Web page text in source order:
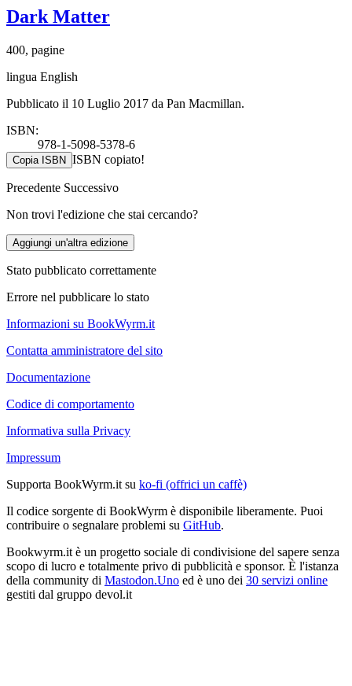
Dark Matter
400, pagine
lingua English
Pubblicato il 10 Luglio 2017 da Pan Macmillan.
ISBN:
978-1-5098-5378-6
Copia ISBN ISBN copiato!
Precedente Successivo
Non trovi l'edizione che stai cercando?
Aggiungi un'altra edizione
Stato pubblicato correttamente
Errore nel pubblicare lo stato
Informazioni su BookWyrm.it
Contatta amministratore del sito
Documentazione
Codice di comportamento
Informativa sulla Privacy
Impressum
Supporta BookWyrm.it su ko-fi (offrici un caffè)
Il codice sorgente di BookWyrm è disponibile liberamente. Puoi
contribuire o segnalare problemi su GitHub.
Bookwyrm.it è un progetto sociale di condivisione del sapere senza
scopo di lucro e totalmente privo di pubblicità e sponsor. È l'istanza
della community di Mastodon.Uno ed è uno dei 30 servizi online
gestiti dal gruppo devol.it